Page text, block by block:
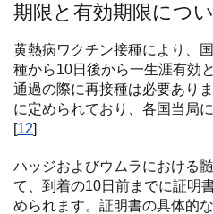
期限と有効期限につ
黄熱病ワクチン接種により、
種から10日後から一生涯有効
通過の際に再接種は必要あり
に定められており、各国当局
[12]
ハッジおよびウムラにおける
て、到着の10日前までに証明
められます。証明書の具体的